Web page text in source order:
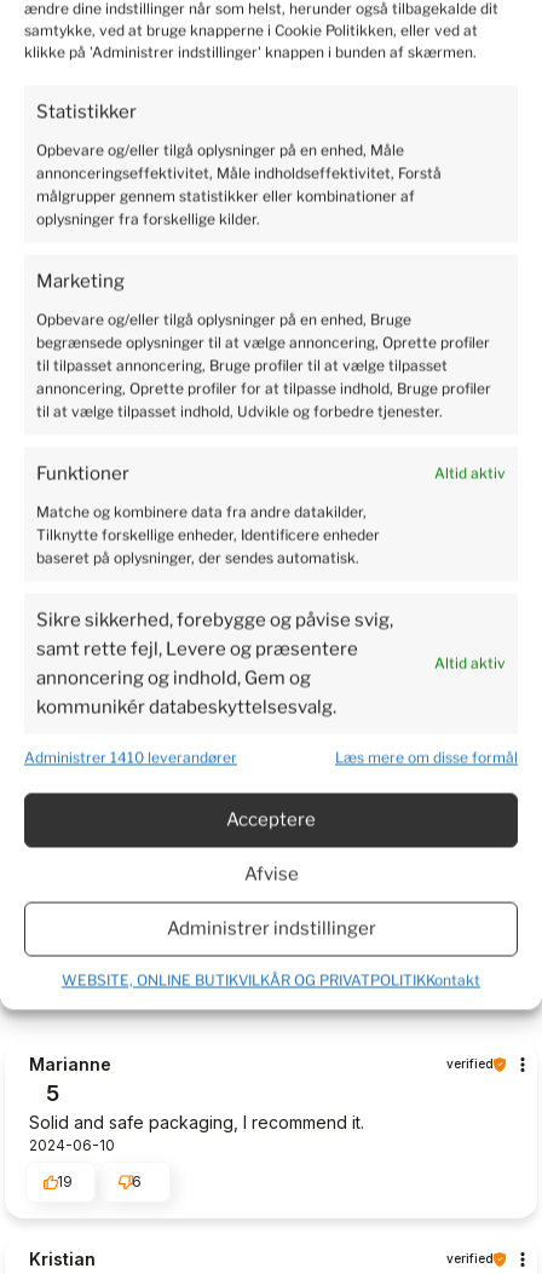
ændre dine indstillinger når som helst, herunder også tilbagekalde dit
samtykke, ved at bruge knapperne i Cookie Politikken, eller ved at
klikke på 'Administrer indstillinger' knappen i bunden af skærmen.
Statistikker
Opbevare og/eller tilgå oplysninger på en enhed, Måle
annonceringseffektivitet, Måle indholdseffektivitet, Forstå
målgrupper gennem statistikker eller kombinationer af
oplysninger fra forskellige kilder.
Marketing
Opbevare og/eller tilgå oplysninger på en enhed, Bruge
begrænsede oplysninger til at vælge annoncering, Oprette profiler
til tilpasset annoncering, Bruge profiler til at vælge tilpasset
annoncering, Oprette profiler for at tilpasse indhold, Bruge profiler
til at vælge tilpasset indhold, Udvikle og forbedre tjenester.
Funktioner Altid aktiv
Matche og kombinere data fra andre datakilder,
Tilknytte forskellige enheder, Identificere enheder
baseret på oplysninger, der sendes automatisk.
Sikre sikkerhed, forebygge og påvise svig,
samt rette fejl, Levere og præsentere
annoncering og indhold, Gem og
kommunikér databeskyttelsesvalg.
Altid aktiv
Administrer 1410 leverandører Læs mere om disse formål
Acceptere
Afvise
Administrer indstillinger
WEBSITE, ONLINE BUTIKVILKÅR OG PRIVATPOLITIKKontakt
Indlægsnavigation
indlægSÆDSKIFTE VED JORDBÆRDYRKNING.
HVILKEAFGRØDER BØR IKKE PLANTES EFTER
JORDBÆR?HVILKEN FORFRUGT ER DEN BEDSTE?
Næste
indlæg
NÆSTE
GIVER DETMENING?
4.9
5999 customer's reviews
from all time
4
3
Customers reviews
filters
How do we collect reviews?
Marianne verified
5
Solid and safe packaging, I recommend it.
2024-06-10
19
6
Kristian verified